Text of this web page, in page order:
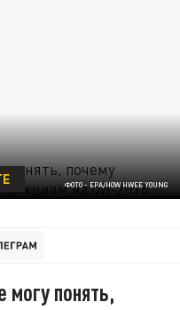
ФОТО - EPA/HOW HWEE YOUNG
понять,